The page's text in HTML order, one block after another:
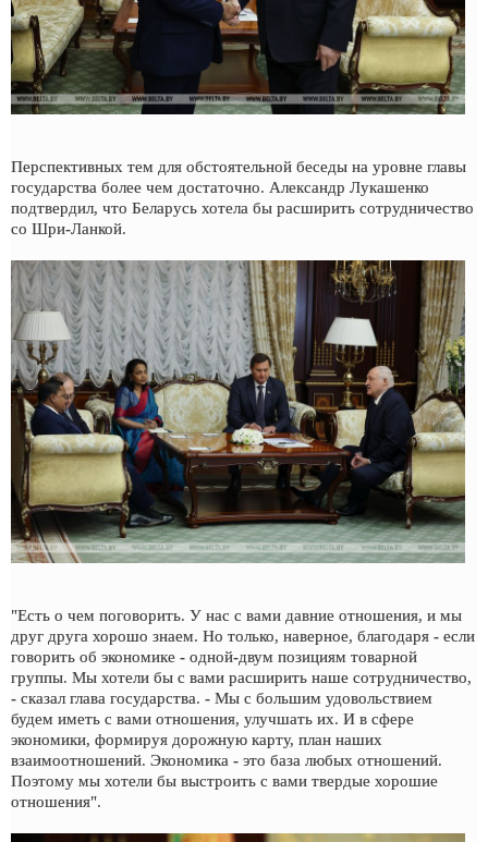
Перспективных тем для обстоятельной беседы на уровне главы
государства более чем достаточно. Александр Лукашенко
подтвердил, что Беларусь хотела бы расширить сотрудничество
со Шри-Ланкой.
"Есть о чем поговорить. У нас с вами давние отношения, и мы
друг друга хорошо знаем. Но только, наверное, благодаря - если
говорить об экономике - одной-двум позициям товарной
группы. Мы хотели бы с вами расширить наше сотрудничество,
- сказал глава государства. - Мы с большим удовольствием
будем иметь с вами отношения, улучшать их. И в сфере
экономики, формируя дорожную карту, план наших
взаимоотношений. Экономика - это база любых отношений.
Поэтому мы хотели бы выстроить с вами твердые хорошие
отношения".